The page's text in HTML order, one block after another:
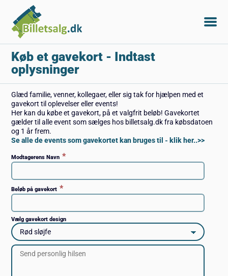
Køb et gavekort - Indtast
oplysninger
Glæd familie, venner, kollegaer, eller sig tak for hjælpen med et
gavekort til oplevelser eller events!
Her kan du købe et gavekort, på et valgfrit beløb! Gavekortet
gælder til alle event som sælges hos billetsalg.dk fra købsdatoen
og 1 år frem.
Se alle de events som gavekortet kan bruges til - klik her..>>
Modtagerens Navn *
Beløb på gavekort *
Vælg gavekort design